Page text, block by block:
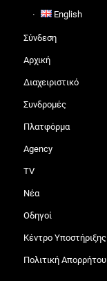
English
Σύνδεση
Αρχική
Διαχειριστικό
Συνδρομές
Πλατφόρμα
Agency
TV
Νέα
Οδηγοί
Κέντρο Υποστήριξης
Πολιτική Απορρήτου